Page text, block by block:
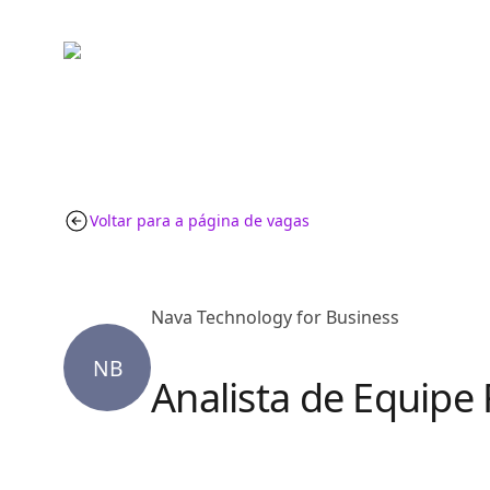
Voltar para a página de vagas
NB
Nava Technology for Business
Analista de Equipe